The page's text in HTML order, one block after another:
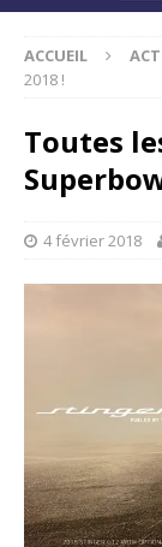
ACCUEIL
2018 !
Toutes
4 février 2018